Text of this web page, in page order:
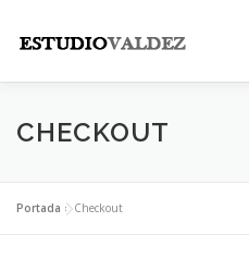
contenido
INICIO INSTITUCIONAL
LEGALES
CHECKOUT
Portada »Checkout